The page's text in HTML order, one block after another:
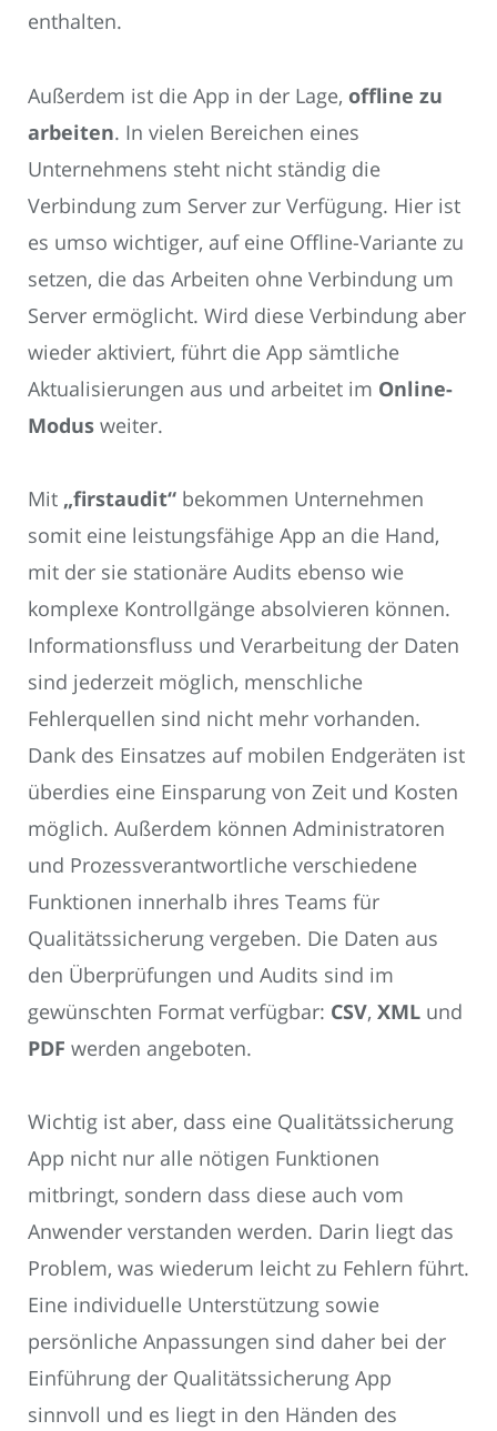
enthalten.
Außerdem ist die App in der Lage, offline zu
arbeiten. In vielen Bereichen eines
Unternehmens steht nicht ständig die
Verbindung zum Server zur Verfügung. Hier ist
es umso wichtiger, auf eine Offline-Variante zu
setzen, die das Arbeiten ohne Verbindung um
Server ermöglicht. Wird diese Verbindung aber
wieder aktiviert, führt die App sämtliche
Aktualisierungen aus und arbeitet im Online-
Modus weiter.
Mit „firstaudit“ bekommen Unternehmen
somit eine leistungsfähige App an die Hand,
mit der sie stationäre Audits ebenso wie
komplexe Kontrollgänge absolvieren können.
Informationsfluss und Verarbeitung der Daten
sind jederzeit möglich, menschliche
Fehlerquellen sind nicht mehr vorhanden.
Dank des Einsatzes auf mobilen Endgeräten ist
überdies eine Einsparung von Zeit und Kosten
möglich. Außerdem können Administratoren
und Prozessverantwortliche verschiedene
Funktionen innerhalb ihres Teams für
Qualitätssicherung vergeben. Die Daten aus
den Überprüfungen und Audits sind im
gewünschten Format verfügbar: CSV, XML und
PDF werden angeboten.
Wichtig ist aber, dass eine Qualitätssicherung
App nicht nur alle nötigen Funktionen
mitbringt, sondern dass diese auch vom
Anwender verstanden werden. Darin liegt das
Problem, was wiederum leicht zu Fehlern führt.
Eine individuelle Unterstützung sowie
persönliche Anpassungen sind daher bei der
Einführung der Qualitätssicherung App
sinnvoll und es liegt in den Händen des